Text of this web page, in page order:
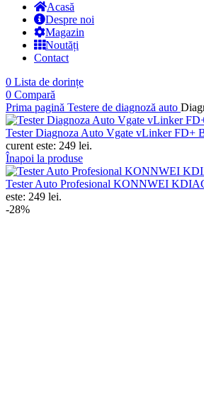
Acasă
Despre noi
Magazin
Noutăți
Contact
0 Lista de dorințe
0 Compară
Prima pagină Testere de diagnoză auto
Tester Diagnoza Auto Vgate vLinker FD+
curent este: 249 lei.
Înapoi la produse
Tester Auto Profesional KONNWEI
este: 249 lei.
-28%